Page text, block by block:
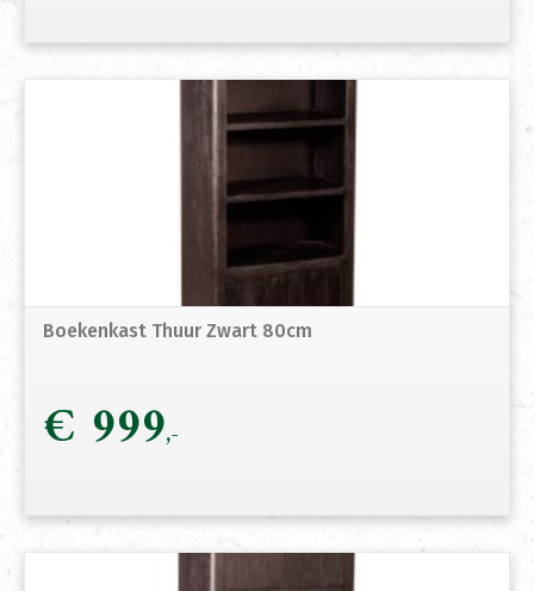
Boekenkast Thuur Zwart 80cm
€ 999